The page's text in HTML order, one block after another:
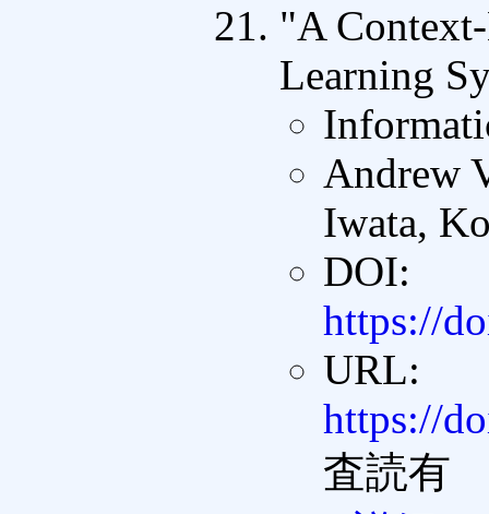
"A
Learning
Andrew
Iwata,
DOI:
https://
URL:
https://
査読有